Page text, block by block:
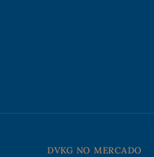
DVKG NO MERCADO